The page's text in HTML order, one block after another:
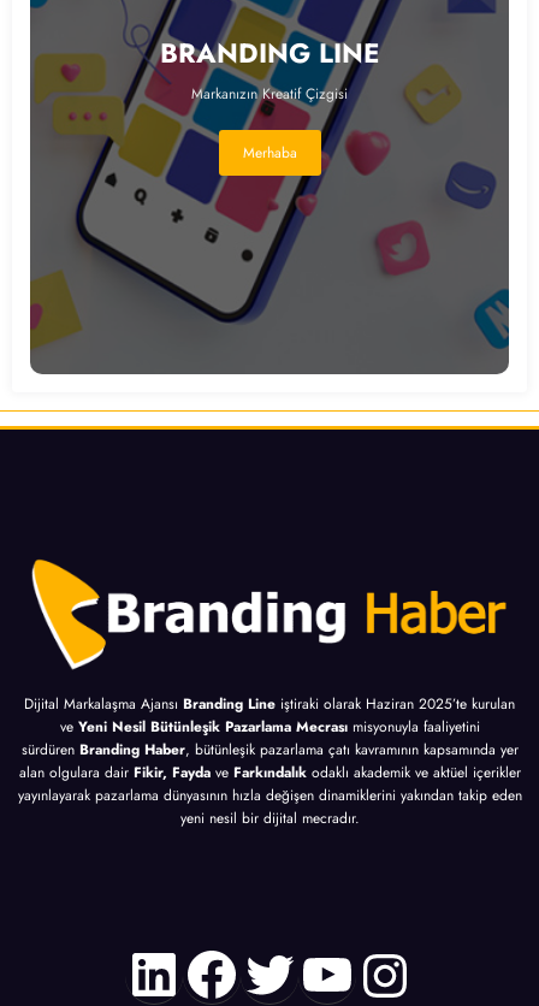
BRANDING LINE
Markanızın Kreatif Çizgisi
Merhaba
Dijital Markalaşma Ajansı Branding Line iştiraki olarak Haziran 2025’te kurulan
ve Yeni Nesil Bütünleşik Pazarlama Mecrası misyonuyla faaliyetini
sürdüren Branding Haber, bütünleşik pazarlama çatı kavramının kapsamında yer
alan olgulara dair Fikir, Fayda ve Farkındalık odaklı akademik ve aktüel içerikler
yayınlayarak pazarlama dünyasının hızla değişen dinamiklerini yakından takip eden
yeni nesil bir dijital mecradır.
LinkedIn
Facebook
Twitter
YouTube